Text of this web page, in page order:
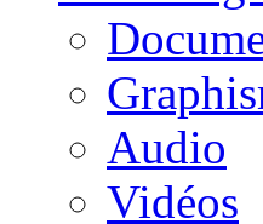
Audio
Vidéos